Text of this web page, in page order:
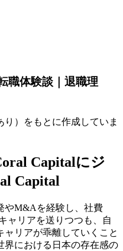
職体験談｜退職理
）をもとに作成していま
Capitalにジ
Capital
やM&Aを経験し、社費
ャリアを送りつつも、自
リアが乖離していくこと
界における日本の存在感の